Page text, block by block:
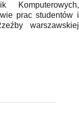
Komputerowych,
prac studentów i
warszawskiej